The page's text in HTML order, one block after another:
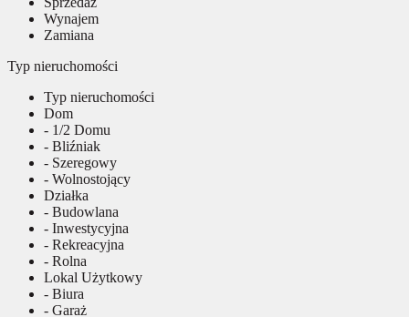
Wynajem
Zamiana
Typ nieruchomości
Typ nieruchomości
Dom
- 1/2 Domu
- Bliźniak
- Szeregowy
- Wolnostojący
Działka
- Budowlana
- Inwestycyjna
- Rekreacyjna
- Rolna
Lokal Użytkowy
- Biura
- Garaż